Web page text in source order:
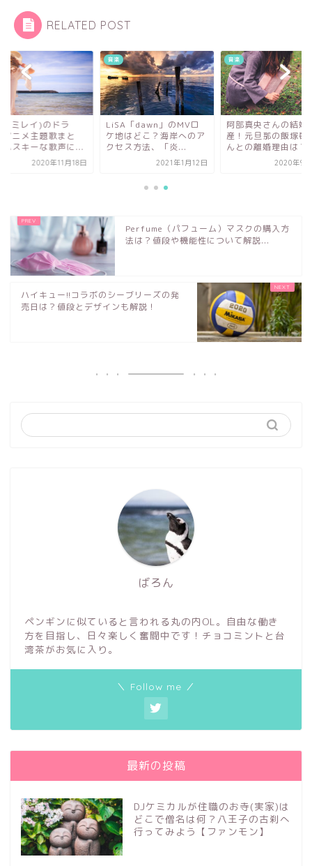
RELATED POST
ミレイ)のドラ
アニメ主題歌まと
ハスキーな歌声に...
2020年11月18日
音楽
LiSA「dawn」のMVロ
ケ地はどこ？海岸へのア
クセス方法、「炎...
2021年1月12日
音楽
阿部真央さんの結婚
産！元旦那の飯塚啓
んとの離婚理由は？
2020年9
Perfume（パフューム）マスクの購入方
法は？値段や機能性について解説...
ハイキュー!!コラボのシーブリーズの発
売日は？値段とデザインも解説！
ばろん
ペンギンに似ていると言われる丸の内OL。自由な働き
方を目指し、日々楽しく奮闘中です！チョコミントと台
湾茶がお気に入り。
＼ Follow me ／
最新の投稿
DJケミカルが住職のお寺(実家)は
どこで僧名は何？八王子の古刹へ
行ってみよう【ファンモン】